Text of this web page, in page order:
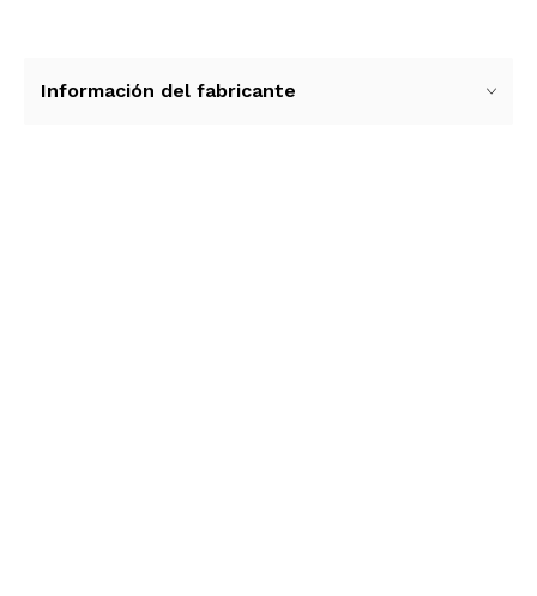
un uso diario constante.
Información del fabricante